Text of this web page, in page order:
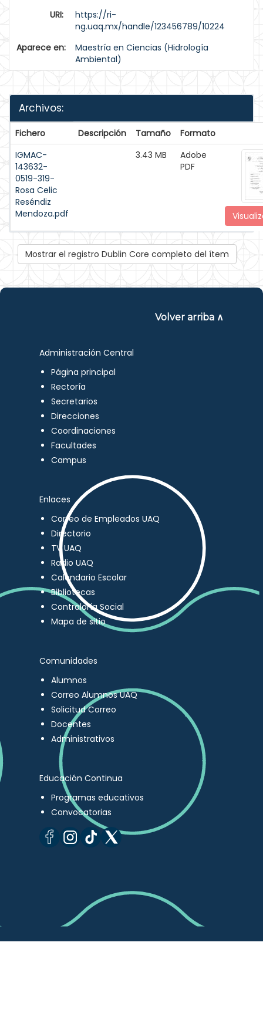
URI:
https://ri-
ng.uaq.mx/handle/123456789/10224
Aparece en:
Maestría en Ciencias (Hidrología
Ambiental)
Archivos:
Fichero Descripción Tamaño
Formato
IGMAC-
143632-
0519-319-
Rosa Celic
Reséndiz
Mendoza.pdf
3.43 MB
Adobe
PDF
Mostrar el registro Dublin Core completo del ítem
Volver arriba ∧
Administración Central
Página principal
Rectoría
Secretarios
Direcciones
Coordinaciones
Facultades
Campus
Enlaces
Correo de Empleados UAQ
Directorio
TV UAQ
Radio UAQ
Calendario Escolar
Bibliotecas
Contraloría Social
Mapa de sitio
Comunidades
Alumnos
Correo Alumnos UAQ
Solicitud Correo
Docentes
Administrativos
Educación Continua
Programas educativos
Convocatorias